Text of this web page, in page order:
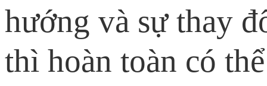
hướng và sự thay
thì hoàn toàn có